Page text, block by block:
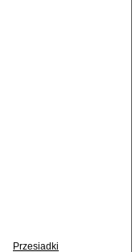
Przesiadki